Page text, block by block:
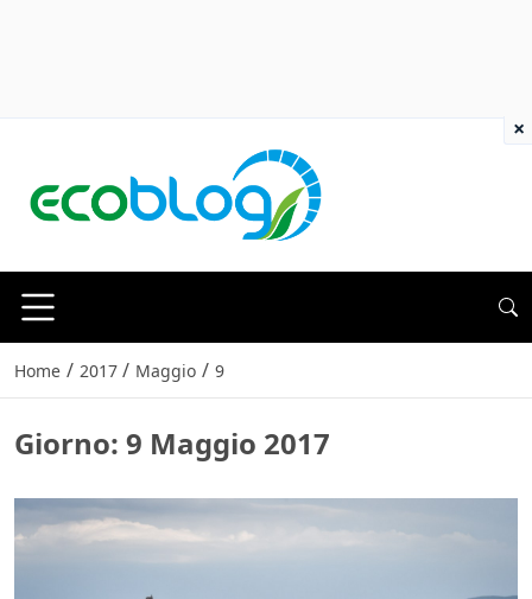
Home / 2017 / Maggio / 9
Giorno: 9 Maggio 2017
×